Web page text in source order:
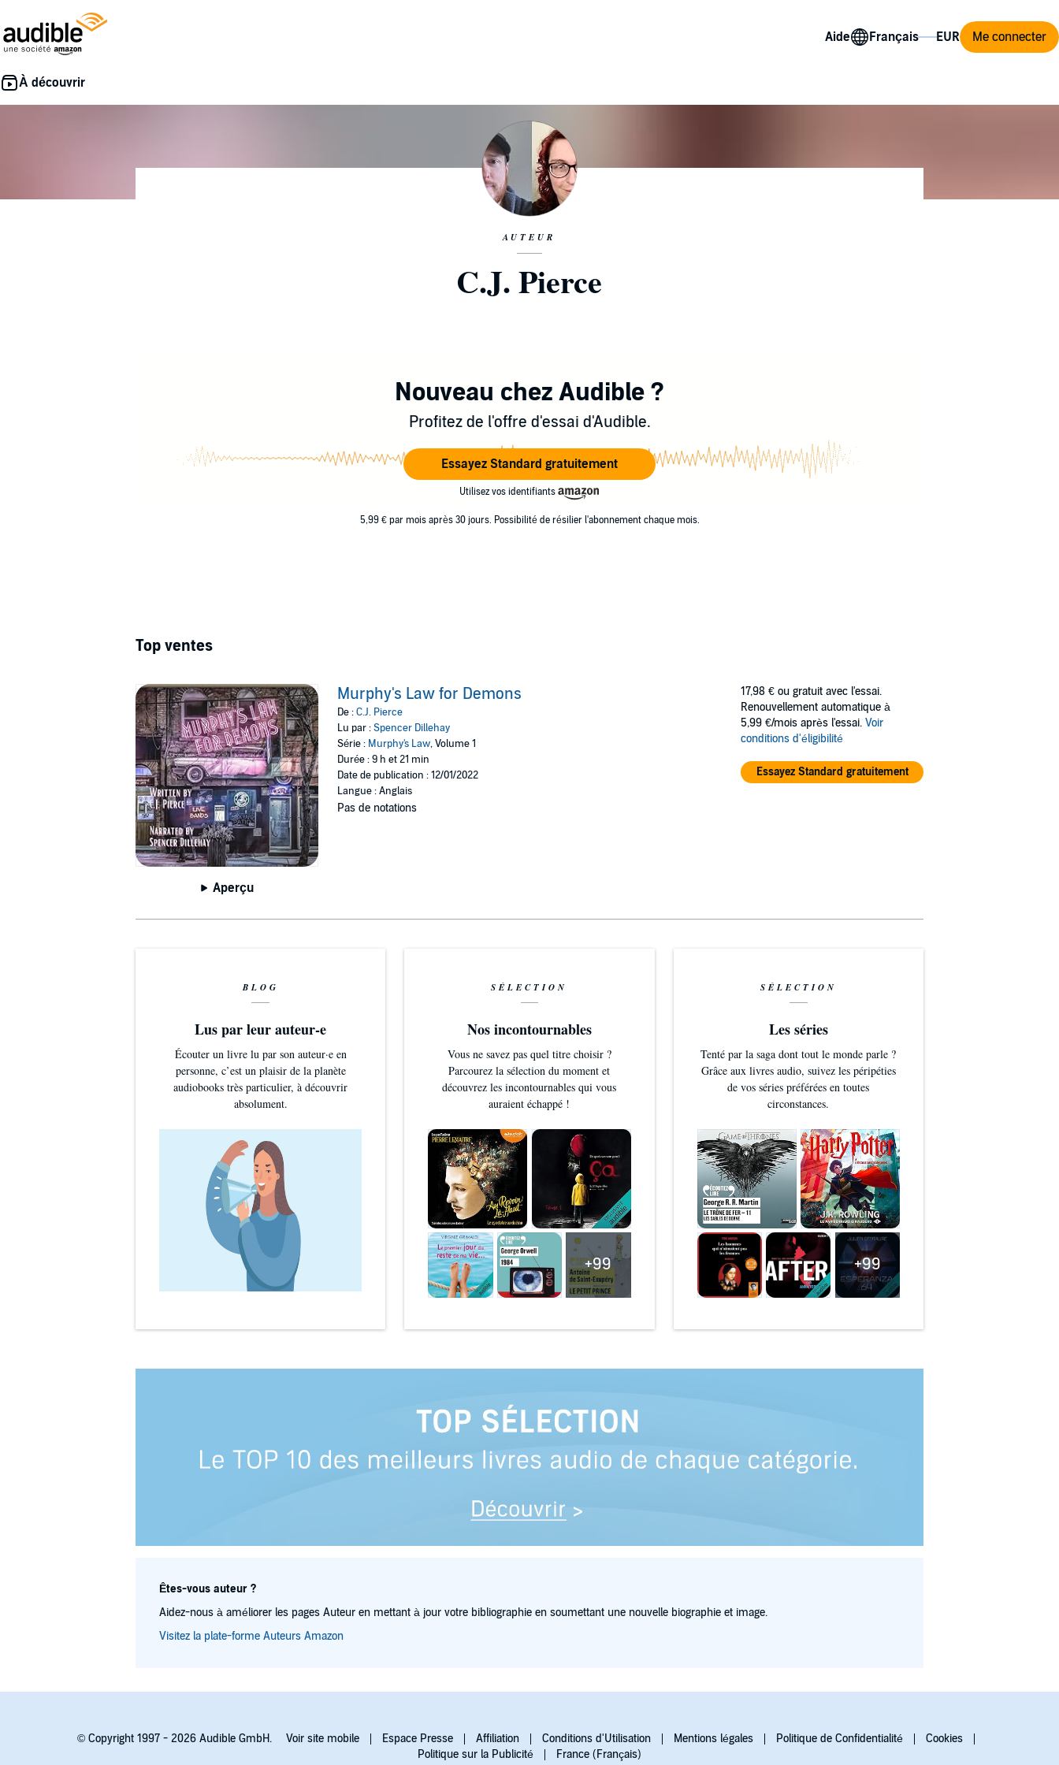
Aide Me connecter
AUTEUR
C.J. Pierce
Nouveau chez Audible ?
Profitez de l'offre d'essai d'Audible.
Essayez Standard gratuitement
Utilisez vos identifiants
5,99 € par mois après 30 jours. Possibilité de résilier l'abonnement chaque mois.
Top ventes
Aperçu
Murphy's Law for Demons
De :C.J. Pierce
Lu par :Spencer Dillehay
Série : Murphy's Law, Volume 1
Durée : 9 h et 21 min
Date de publication : 12/01/2022
Langue : Anglais
Pas de notations
17,98 € ou gratuit avec l'essai.
Renouvellement automatique à
5,99 €/mois après l'essai. Voir
conditions d'éligibilité
Essayez Standard gratuitement
BLOG
Lus par leur auteur-e
Écouter un livre lu par son auteur·e en
personne, c’est un plaisir de la planète
audiobooks très particulier, à découvrir
absolument.
SÉLECTION
Nos incontournables
Vous ne savez pas quel titre choisir ?
Parcourez la sélection du moment et
découvrez les incontournables qui vous
auraient échappé !
+99
SÉLECTION
Les séries
Tenté par la saga dont tout le monde parle ?
Grâce aux livres audio, suivez les péripéties
de vos séries préférées en toutes
circonstances.
+99
Êtes-vous auteur ?
Aidez-nous à améliorer les pages Auteur en mettant à jour votre bibliographie en soumettant une nouvelle biographie et image.
Visitez la plate-forme Auteurs Amazon
© Copyright 1997 - 2026 Audible GmbH. Voir site mobile Espace Presse Affiliation Conditions d'Utilisation Mentions légales Politique de Confidentialité
Cookies
Politique sur la Publicité
France (Français)